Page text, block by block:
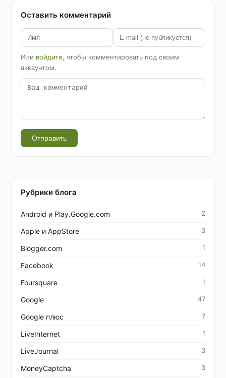
Оставить комментарий
Или войдите, чтобы комментировать под своим
аккаунтом.
Отправить
Рубрики блога
Android и Play.Google.com 2
Apple и AppStore 3
Blogger.com 1
Facebook 14
Foursquare 1
Google 47
Google плюс 7
LiveInternet 1
LiveJournal 3
MoneyCaptcha 3